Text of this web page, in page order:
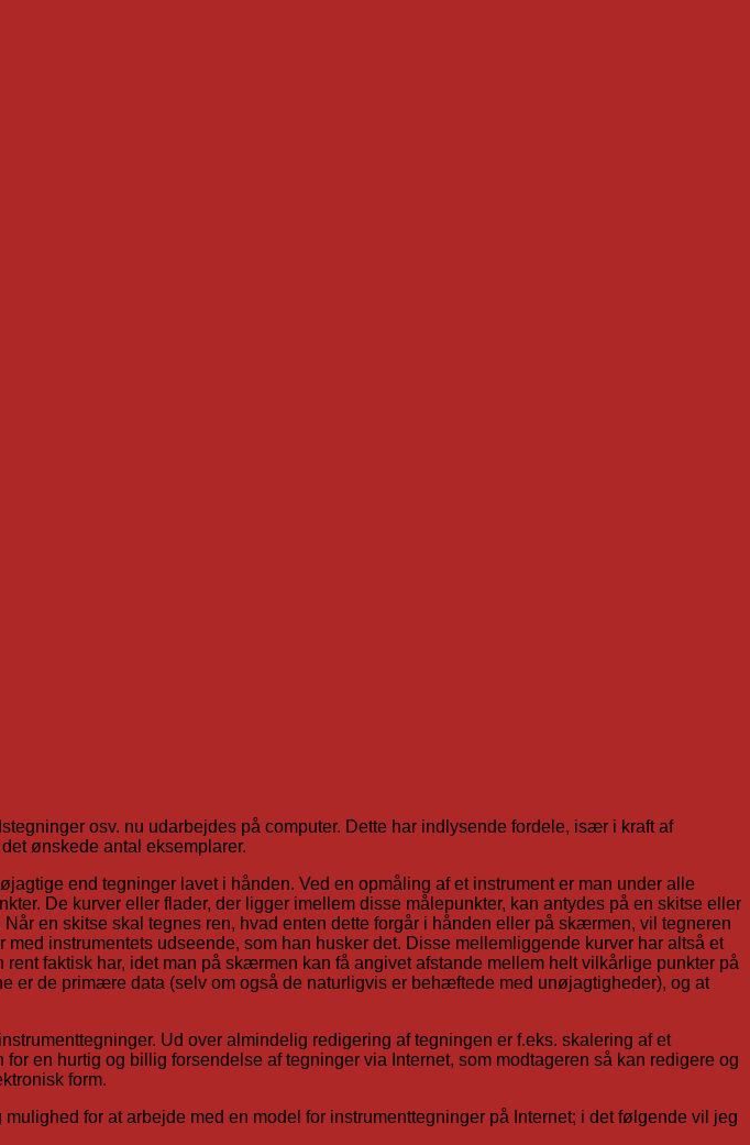
osv. nu udarbejdes på computer. Dette har indlysende fordele, især i kraft af
ønskede antal eksemplarer.
end tegninger lavet i hånden. Ved en opmåling af et instrument er man under alle
De kurver eller flader, der ligger imellem disse målepunkter, kan antydes på en skitse eller
en skitse skal tegnes ren, hvad enten dette forgår i hånden eller på skærmen, vil tegneren
instrumentets udseende, som han husker det. Disse mellemliggende kurver har altså et
faktisk har, idet man på skærmen kan få angivet afstande mellem helt vilkårlige punkter på
er de primære data (selv om også de naturligvis er behæftede med unøjagtigheder), og at
Ud over almindelig redigering af tegningen er f.eks. skalering af et
en hurtig og billig forsendelse af tegninger via Internet, som modtageren så kan redigere og
form.
for at arbejde med en model for instrumenttegninger på Internet; i det følgende vil jeg